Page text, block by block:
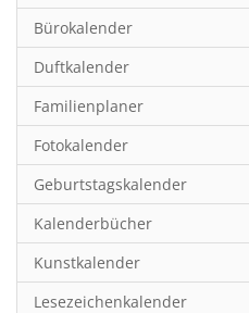
Familienplaner
Fantasy
Film
Fotokunst
Frauen
Fußball
Gaming
Geburtstagskalender
Bürokalender
Duftkalender
Familienplaner
Fotokalender
Geburtstagskalender
Kalenderbücher
Kunstkalender
Lesezeichenkalender